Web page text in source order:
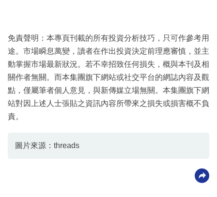
免責聲明：本專頁刊載的所有投資分析技巧，只可作參考用
途。市場瞬息萬變，讀者在作出投資決定前理應審慎，並主
動掌握市場最新狀況。若不幸招致任何損失，概與本刊及相
關作者無關。而本集團旗下網站或社交平台的網誌內容及觀
點，僅屬筆者個人意見，與新傳媒立場無關。本集團旗下網
站對因上述人士張貼之資訊內容所帶來之損失或損害概不負
責。
圖片來源：threads